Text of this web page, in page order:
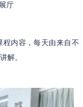
厅
内容，每天由来自不
解。